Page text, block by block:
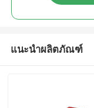
แนะนำผลิตภัณฑ์